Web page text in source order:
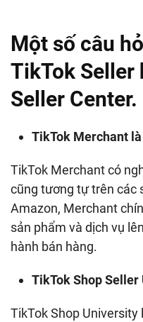
Một số câu
TikTok Seller
Seller Center.
TikTok Merchant
TikTok Merchant có
cũng tương tự trên các
Amazon, Merchant
sản phẩm và dịch vụ
hành bán hàng.
TikTok Shop
TikTok Shop